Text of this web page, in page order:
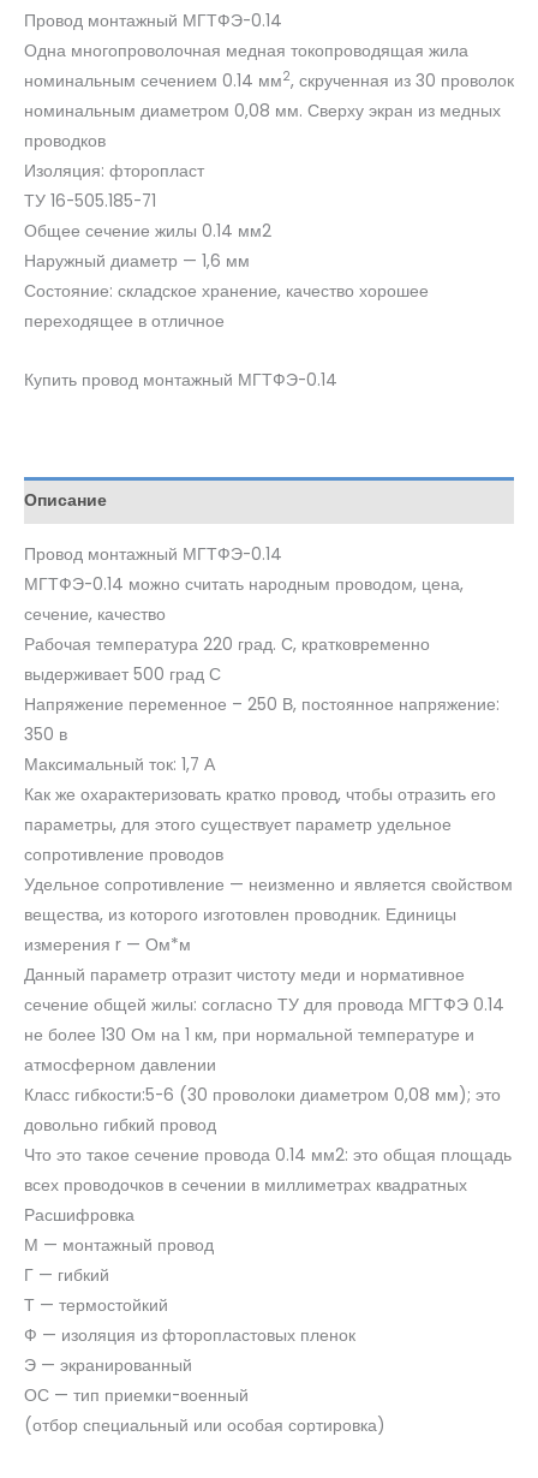
Провод монтажный МГТФЭ-0.14
Одна многопроволочная медная токопроводящая жила
номинальным сечением 0.14 мм2, скрученная из 30 проволок
номинальным диаметром 0,08 мм. Сверху экран из медных
проводков
Изоляция: фторопласт
ТУ 16-505.185-71
Общее сечение жилы 0.14 мм2
Наружный диаметр — 1,6 мм
Состояние: складское хранение, качество хорошее
переходящее в отличное
Купить провод монтажный МГТФЭ-0.14
Описание
Провод монтажный МГТФЭ-0.14
МГТФЭ-0.14 можно считать народным проводом, цена,
сечение, качество
Рабочая температура 220 град. С, кратковременно
выдерживает 500 град С
Напряжение переменное – 250 В, постоянное напряжение:
350 в
Максимальный ток: 1,7 А
Как же охарактеризовать кратко провод, чтобы отразить его
параметры, для этого существует параметр удельное
сопротивление проводов
Удельное сопротивление — неизменно и является свойством
вещества, из которого изготовлен проводник. Единицы
измерения r — Ом*м
Данный параметр отразит чистоту меди и нормативное
сечение общей жилы: согласно ТУ для провода МГТФЭ 0.14
не более 130 Ом на 1 км, при нормальной температуре и
атмосферном давлении
Класс гибкости:5-6 (30 проволоки диаметром 0,08 мм); это
довольно гибкий провод
Что это такое сечение провода 0.14 мм2: это общая площадь
всех проводочков в сечении в миллиметрах квадратных
Расшифровка
М — монтажный провод
Г — гибкий
Т — термостойкий
Ф — изоляция из фторопластовых пленок
Э — экранированный
ОС — тип приемки-военный
(отбор специальный или особая сортировка)